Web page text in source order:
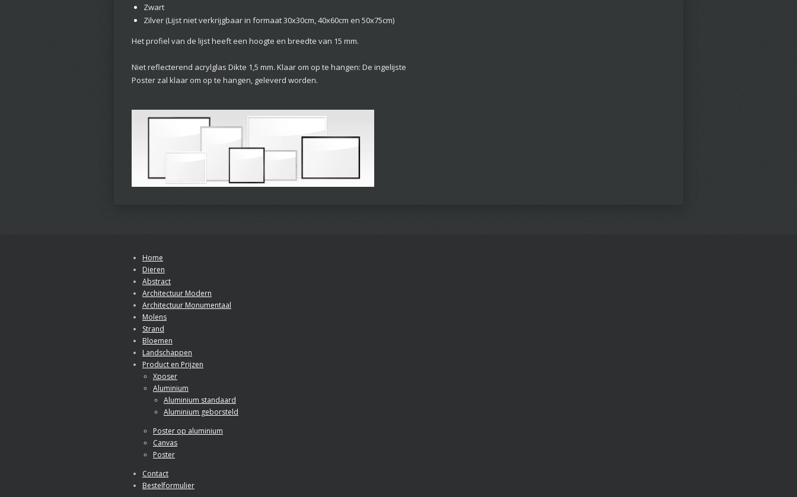
Zwart
Zilver (Lijst niet verkrijgbaar in formaat 30x30cm, 40x60cm en 50x75cm)
Het profiel van de lijst heeft een hoogte en breedte van 15 mm.
Niet reflecterend acrylglas Dikte 1,5 mm. Klaar om op te hangen: De ingelijste
Poster zal klaar om op te hangen, geleverd worden.
Home
Dieren
Abstract
Architectuur Modern
Architectuur Monumentaal
Molens
Strand
Bloemen
Landschappen
Product en Prijzen
Xposer
Aluminium
Aluminium standaard
Aluminium geborsteld
Poster op aluminium
Canvas
Poster
Contact
Bestelformulier